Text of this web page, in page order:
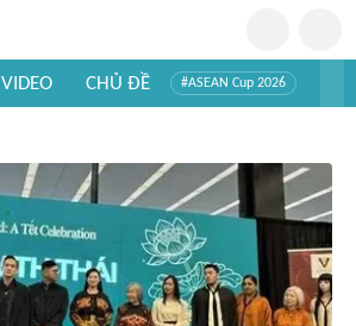
VIDEO CHỦ ĐỀ #ASEAN Cup 2026